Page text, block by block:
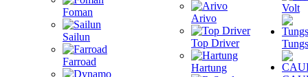
Foman
Sailun
Farroad
Arivo
Top Driver
Hartung
Volt